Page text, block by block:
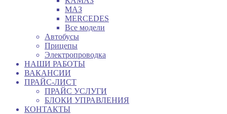
МАЗ
MERCEDES
Все модели
Автобусы
Прицепы
Электропроводка
НАШИ РАБОТЫ
ВАКАНСИИ
ПРАЙС-ЛИСТ
ПРАЙС УСЛУГИ
БЛОКИ УПРАВЛЕНИЯ
КОНТАКТЫ